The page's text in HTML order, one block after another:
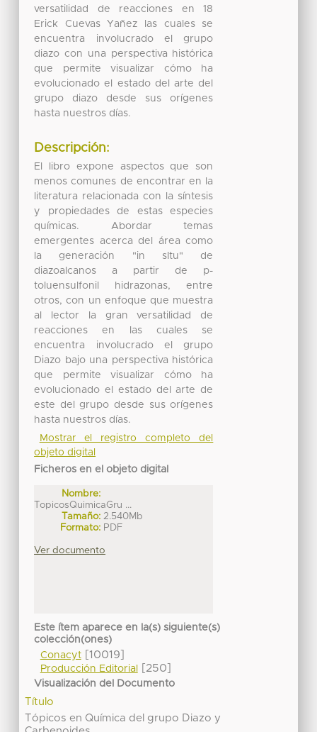
versatilidad de reacciones en 18
Erick Cuevas Yañez las cuales se
encuentra involucrado el grupo
diazo con una perspectiva histórica
que permite visualizar cómo ha
evolucionado el estado del arte del
grupo diazo desde sus orígenes
hasta nuestros días.
Descripción:
El libro expone aspectos que son
menos comunes de encontrar en la
literatura relacionada con la síntesis
y propiedades de estas especies
químicas. Abordar temas
emergentes acerca del área como
la generación "in sItu" de
diazoalcanos a partir de p-
toluensulfonil hidrazonas, entre
otros, con un enfoque que muestra
al lector la gran versatilidad de
reacciones en las cuales se
encuentra involucrado el grupo
Diazo bajo una perspectiva histórica
que permite visualizar cómo ha
evolucionado el estado del arte de
este del grupo desde sus orígenes
hasta nuestros días.
Mostrar el registro completo del
objeto digital
Ficheros en el objeto digital
Nombre:
TopicosQuimicaGru ...
Tamaño: 2.540Mb
Formato: PDF
Ver documento
Este ítem aparece en la(s) siguiente(s)
colección(ones)
Conacyt[10019]
Producción Editorial[250]
Visualización del Documento
Título
Tópicos en Química del grupo Diazo y